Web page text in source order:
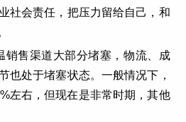
社会责任，把压力留给自己，和
售渠道大部分堵塞，物流、成
也处于堵塞状态。一般情况下，
左右，但现在是非常时期，其他